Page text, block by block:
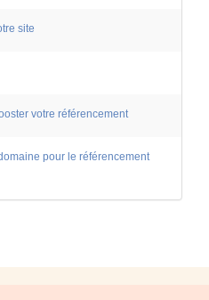
site
votre référencement
pour le référencement